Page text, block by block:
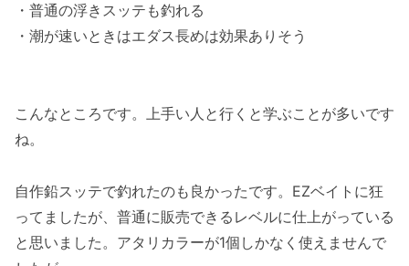
・普通の浮きスッテも釣れる
・潮が速いときはエダス長めは効果ありそう
こんなところです。上手い人と行くと学ぶことが多いです
ね。
自作鉛スッテで釣れたのも良かったです。EZベイトに狂
ってましたが、普通に販売できるレベルに仕上がっている
と思いました。アタリカラーが1個しかなく使えませんで